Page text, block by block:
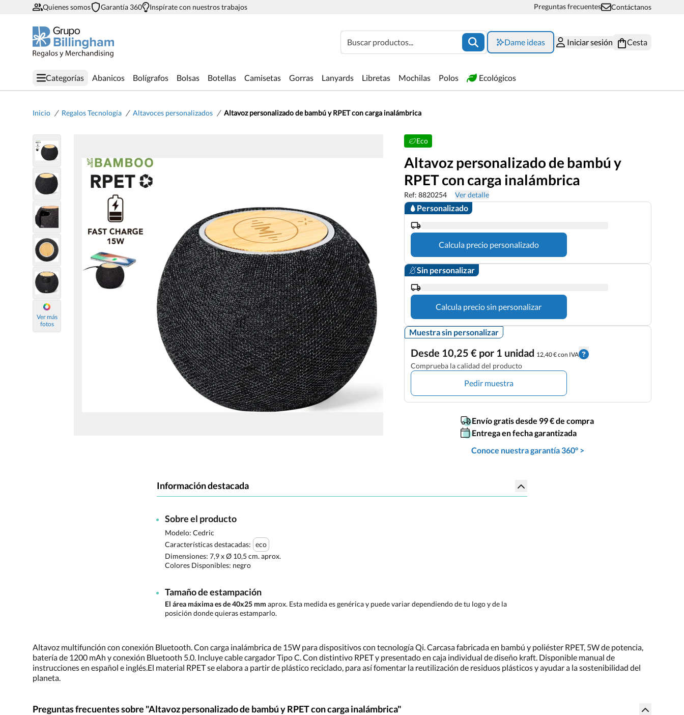
Quienes somos Garantía 360 Inspírate con nuestros trabajos Preguntas frecuentes Contáctanos
Buscar productos... Dame ideas Iniciar sesión Cesta
Categorías Abanicos Bolígrafos Bolsas Botellas Camisetas Gorras Lanyards Libretas Mochilas Polos Ecológicos
Inicio / Regalos Tecnología / Altavoces personalizados / Altavoz personalizado de bambú y RPET con carga inalámbrica
Ver más
fotos
Eco
Altavoz personalizado de bambú y
RPET con carga inalámbrica
Ref: 8820254 Ver detalle
Personalizado
Calcula precio personalizado
Sin personalizar
Calcula precio sin personalizar
Muestra sin personalizar
Desde 10,25 € por 1 unidad 12,40 € con IVA
Comprueba la calidad del producto
Pedir muestra
Envío gratis desde 99 € de compra
Entrega en fecha garantizada
Conoce nuestra garantía 360° >
Información destacada
Sobre el producto
Modelo: Cedric
Características destacadas: eco
Dimensiones: 7,9 x Ø 10,5 cm. aprox.
Colores Disponibles: negro
Tamaño de estampación
El área máxima es de 40x25 mm aprox. Esta medida es genérica y puede variar dependiendo de tu logo y de la
posición donde quieras estamparlo.
Altavoz multifunción con conexión Bluetooth. Con carga inalámbrica de 15W para dispositivos con tecnología Qi. Carcasa fabricada en bambú y poliéster RPET, 5W de potencia,
batería de 1200 mAh y conexión Bluetooth 5.0. Incluye cable cargador Tipo C. Con distintivo RPET y presentado en caja individual de diseño kraft. Disponible manual de
instrucciones en español e inglés.El material RPET se elabora a partir de plástico reciclado, para así fomentar la reutilización de residuos plásticos y ayudar a la sostenibilidad del
planeta.
Preguntas frecuentes sobre "Altavoz personalizado de bambú y RPET con carga inalámbrica"